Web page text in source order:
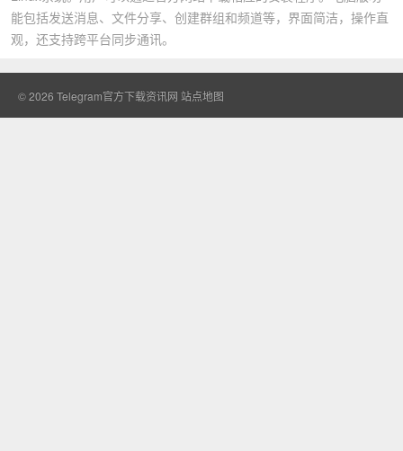
能包括发送消息、文件分享、创建群组和频道等，界面简洁，操作直
观，还支持跨平台同步通讯。
© 2026 Telegram官方下载资讯网 站点地图